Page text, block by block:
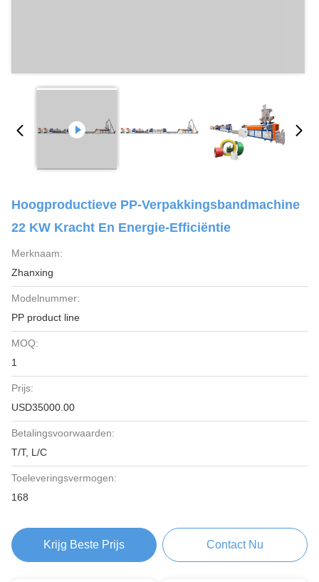
Hoogproductieve PP-Verpakkingsbandmachine
22 KW Kracht En Energie-Efficiëntie
Merknaam:
Zhanxing
Modelnummer:
PP product line
MOQ:
1
Prijs:
USD35000.00
Betalingsvoorwaarden:
T/T, L/C
Toeleveringsvermogen:
168
Krijg Beste Prijs Contact Nu